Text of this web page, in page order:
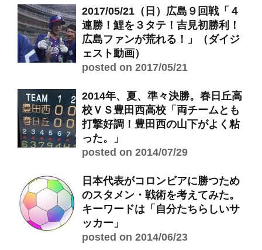
2017/05/21（日）広島９回戦「４
連勝！鯉を３タテ！吉見初勝利！
広島ファンが荒れる！」（ダイジ
ェスト動画）
posted on 2017/05/21
2014年、夏、準々決勝。春日丘高
校ＶＳ豊田西高校「両チームとも
打撃好調！豊田西の山下がよく粘
った。」
posted on 2014/07/29
日本代表がコロンビアに勝つため
のスタメン・戦術を考えてみた。
キーワードは「自分たちらしいサ
ッカー」
posted on 2014/06/23